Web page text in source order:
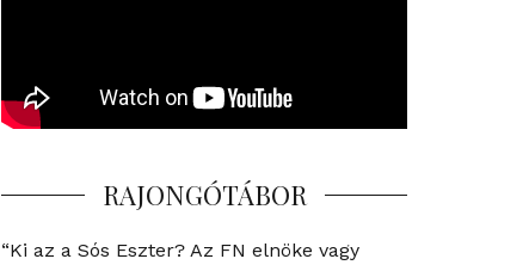
RAJONGÓTÁBOR
“Ki az a Sós Eszter? Az FN elnöke vagy